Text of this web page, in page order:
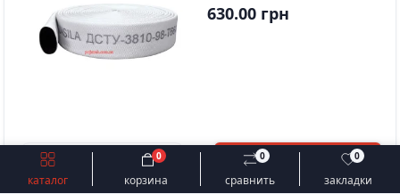
каталог сравнить
0
закладки
0
корзина
0
Быстрый заказ В корзину
в наличии
630.00 грн